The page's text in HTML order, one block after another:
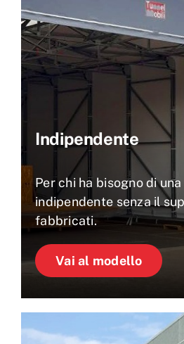
Indipendente
Per chi ha bisogno di
indipendente senza il
fabbricati.
Vai al modello